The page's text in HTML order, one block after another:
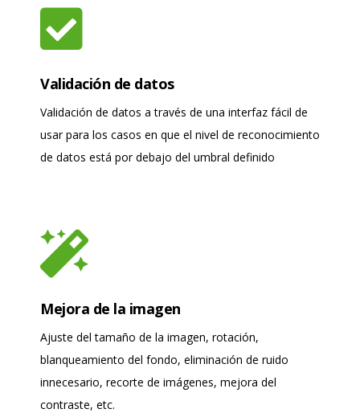
Validación de datos
Validación de datos a través de una interfaz fácil de
usar para los casos en que el nivel de reconocimiento
de datos está por debajo del umbral definido
Mejora de la imagen
Ajuste del tamaño de la imagen, rotación,
blanqueamiento del fondo, eliminación de ruido
innecesario, recorte de imágenes, mejora del
contraste, etc.